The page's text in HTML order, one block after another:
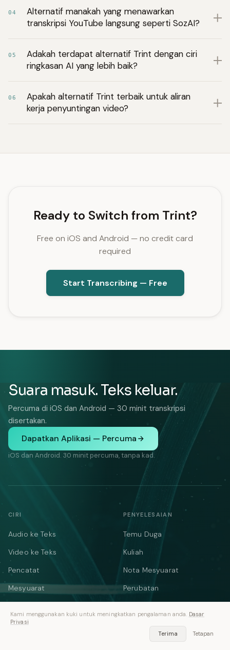
04
Alternatif manakah yang menawarkan
transkripsi YouTube langsung seperti SozAI?
05
Adakah terdapat alternatif Trint dengan ciri
ringkasan AI yang lebih baik?
06
Apakah alternatif Trint terbaik untuk aliran
kerja penyuntingan video?
Ready to Switch from Trint?
Free on iOS and Android — no credit card
required
Start Transcribing — Free
Suara masuk. Teks keluar.
Percuma di iOS dan Android — 30 minit transkripsi
disertakan.
Dapatkan Aplikasi — Percuma
iOS dan Android. 30 minit percuma, tanpa kad.
CIRI
Audio ke Teks
Video ke Teks
Pencatat
Mesyuarat
Podcast
PENYELESAIAN
Temu Duga
Kuliah
Nota Mesyuarat
Perubatan
Memo Suara
Penulis AI
Kami menggunakan kuki untuk meningkatkan pengalaman anda. Dasar
Privasi
Terima
Tetapan